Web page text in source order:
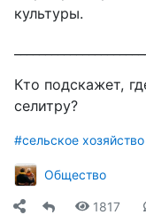
культуры.
Кто подскажет,
селитру?
#сельское хозяйство
Общество
1817